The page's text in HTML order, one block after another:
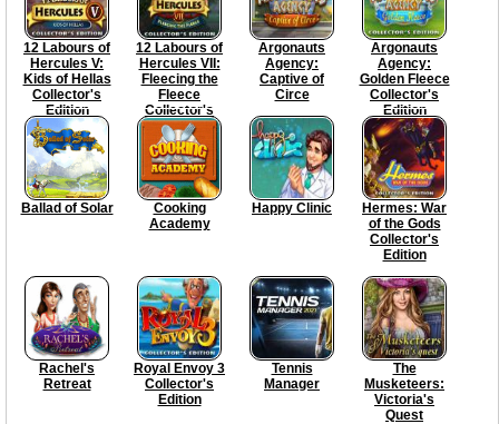
12 Labours of
Hercules V:
Kids of Hellas
Collector's
Edition
12 Labours of
Hercules VII:
Fleecing the
Fleece
Collector's
Edition
Argonauts
Agency:
Captive of
Circe
Argonauts
Agency:
Golden Fleece
Collector's
Edition
Ballad of Solar
Cooking
Academy
Happy Clinic
Hermes: War
of the Gods
Collector's
Edition
Rachel's
Retreat
Royal Envoy 3
Collector's
Edition
Tennis
Manager
The
Musketeers:
Victoria's
Quest